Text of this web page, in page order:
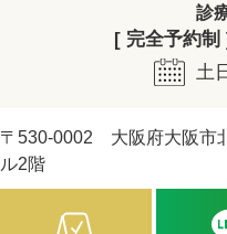
診
[ 完全予約制
土
〒530-0002 大阪府大阪市
ル2階